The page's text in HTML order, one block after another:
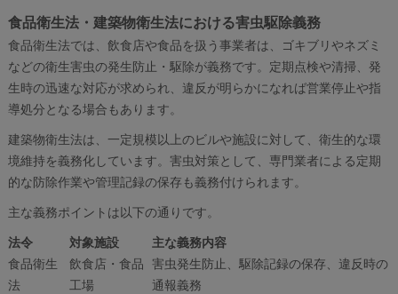
食品衛生法・建築物衛生法における害虫駆除義務
食品衛生法では、飲食店や食品を扱う事業者は、ゴキブリやネズミ
などの衛生害虫の発生防止・駆除が義務です。定期点検や清掃、発
生時の迅速な対応が求められ、違反が明らかになれば営業停止や指
導処分となる場合もあります。
建築物衛生法は、一定規模以上のビルや施設に対して、衛生的な環
境維持を義務化しています。害虫対策として、専門業者による定期
的な防除作業や管理記録の保存も義務付けられます。
主な義務ポイントは以下の通りです。
法令
対象施設
主な義務内容
食品衛生
法
飲食店・食品
工場
害虫発生防止、駆除記録の保存、違反時の
通報義務